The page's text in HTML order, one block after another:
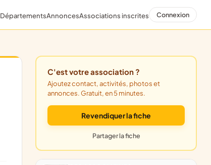
DépartementsAnnoncesAssociations inscrites Connexion
C'est votre association ?
Ajoutez contact, activités, photos et
annonces. Gratuit, en 5 minutes.
Revendiquer la fiche
Partager la fiche